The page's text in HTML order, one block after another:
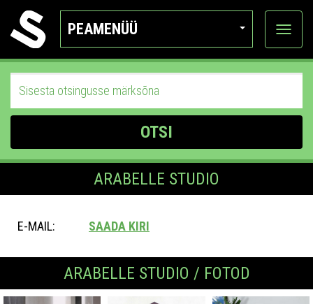
PEAMENÜÜ
Ava
OTSI
ARABELLE STUDIO
E-MAIL: SAADA KIRI
ARABELLE STUDIO / FOTOD